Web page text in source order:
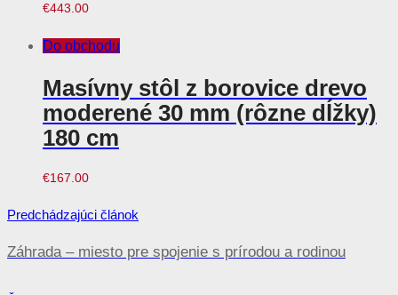
€443.00
Do obchodu
Masívny stôl z borovice drevo
moderené 30 mm (rôzne dĺžky)
180 cm
€167.00
Navigácia
v
článku
Predchádzajúci článok
Záhrada – miesto pre spojenie s prírodou a rodinou